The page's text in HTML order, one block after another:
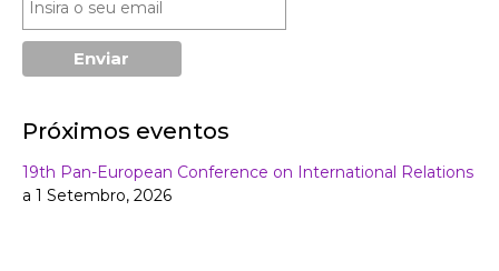
Próximos eventos
19th Pan-European Conference on International Relations
a 1 Setembro, 2026